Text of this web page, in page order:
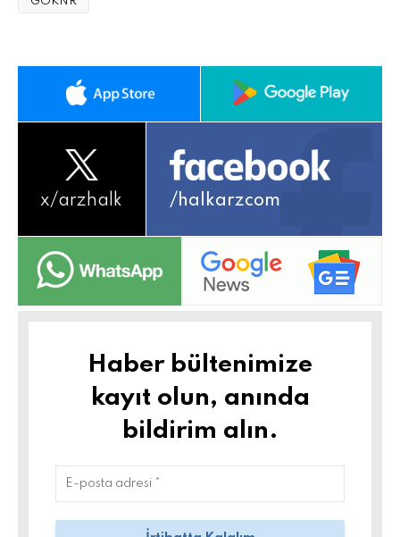
x/arzhalk /halkarzcom
Haber bültenimize
kayıt olun, anında
bildirim alın.